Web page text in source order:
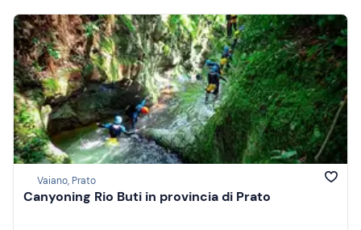
Vaiano, Prato
Canyoning Rio Buti in provincia di Prato